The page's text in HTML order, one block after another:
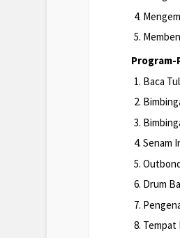
Program-
Baca
Senam
Drum
Tempat